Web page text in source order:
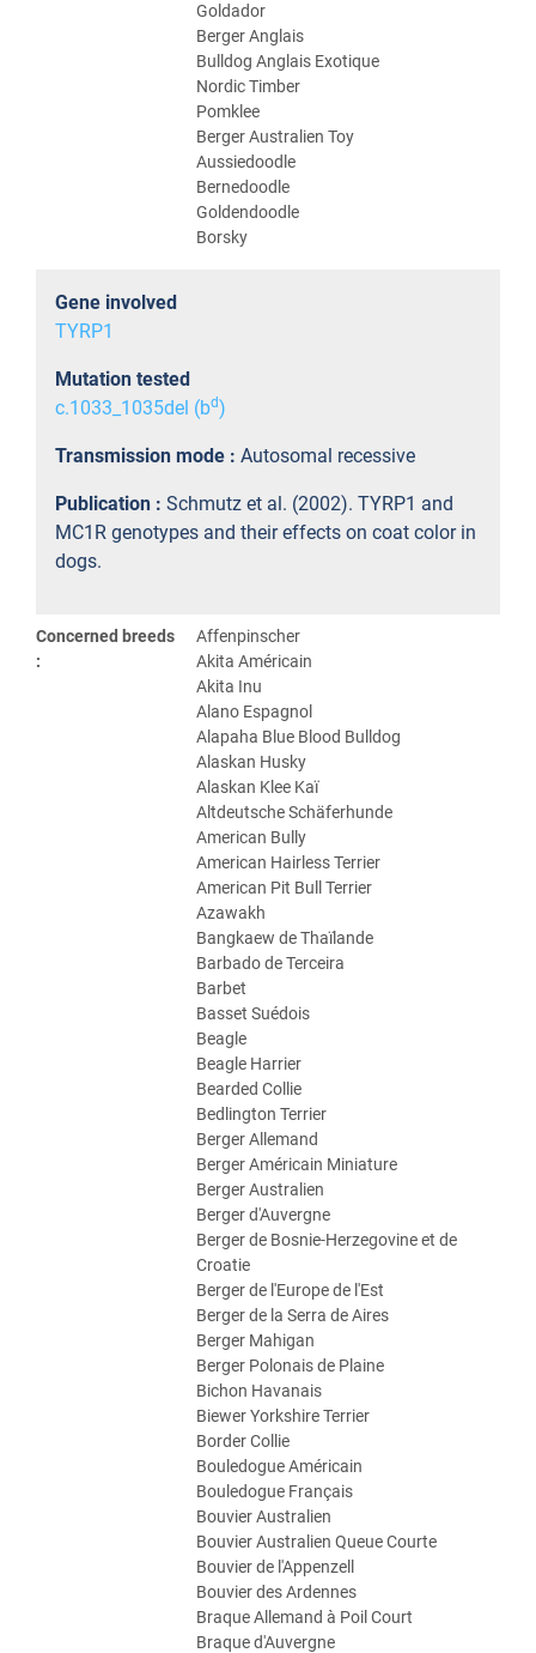
Goldador
Berger Anglais
Bulldog Anglais Exotique
Nordic Timber
Pomklee
Berger Australien Toy
Aussiedoodle
Bernedoodle
Goldendoodle
Borsky
Gene involved
TYRP1
Mutation tested
c.1033_1035del (bd)
Transmission mode : Autosomal recessive
Publication : Schmutz et al. (2002). TYRP1 and
MC1R genotypes and their effects on coat color in
dogs.
Concerned breeds
:
Affenpinscher
Akita Américain
Akita Inu
Alano Espagnol
Alapaha Blue Blood Bulldog
Alaskan Husky
Alaskan Klee Kaï
Altdeutsche Schäferhunde
American Bully
American Hairless Terrier
American Pit Bull Terrier
Azawakh
Bangkaew de Thaïlande
Barbado de Terceira
Barbet
Basset Suédois
Beagle
Beagle Harrier
Bearded Collie
Bedlington Terrier
Berger Allemand
Berger Américain Miniature
Berger Australien
Berger d'Auvergne
Berger de Bosnie-Herzegovine et de
Croatie
Berger de l'Europe de l'Est
Berger de la Serra de Aires
Berger Mahigan
Berger Polonais de Plaine
Bichon Havanais
Biewer Yorkshire Terrier
Border Collie
Bouledogue Américain
Bouledogue Français
Bouvier Australien
Bouvier Australien Queue Courte
Bouvier de l'Appenzell
Bouvier des Ardennes
Braque Allemand à Poil Court
Braque d'Auvergne